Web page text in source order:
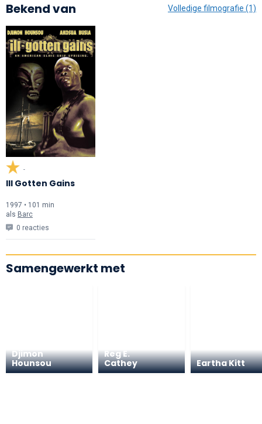
Bekend van Volledige filmografie (1)
-
Ill Gotten Gains
1997 • 101 min
als Barc
0 reacties
Samengewerkt met
Djimon
Hounsou
Reg E.
Cathey
Eartha Kitt